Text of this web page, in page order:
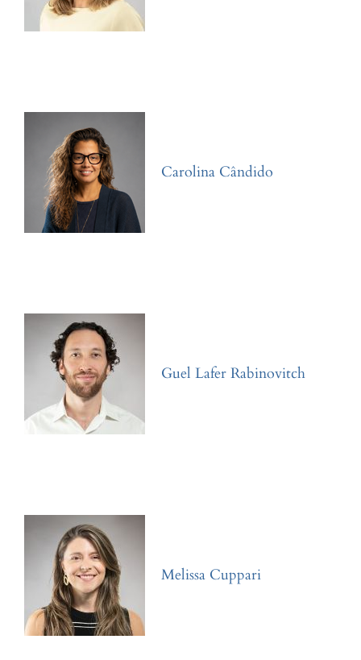
Carolina Cândido
Guel Lafer Rabinovitch
Melissa Cuppari